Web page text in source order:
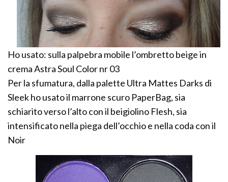
Ho usato: sulla palpebra mobile l’ombretto beige in
crema Astra Soul Color nr 03
Per la sfumatura, dalla palette Ultra Mattes Darks di
Sleek ho usato il marrone scuro PaperBag, sia
schiarito verso l’alto con il beigiolino Flesh, sia
intensificato nella piega dell’occhio e nella coda con il
Noir